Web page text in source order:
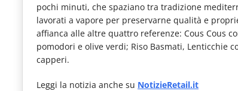
pochi minuti, che spaziano tra tradizione
lavorati a vapore per preservarne qualità e
affianca alle altre quattro referenze: Cous Cous
pomodori e olive verdi; Riso Basmati, Lenticchie
capperi.
Leggi la notizia anche su NotizieRetail.it